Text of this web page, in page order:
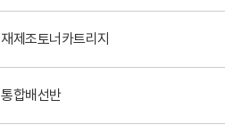
재제조토너카트리지
통합배선반